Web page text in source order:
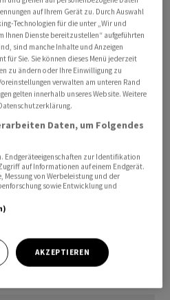
abzubauen.
genutzten
werden.
von Gremien, die
und -steuerung
führen.
270 Millionen Franken
der vom Bundesrat
auf Ihrem Gerät zu. Durch Auswahl
Technologien für die unter „Wir und
Ihnen Dienste bereitzustellen“ aufgeführten
sind manche Inhalte und Anzeigen
für Sie. Sie können dieses Menü jederzeit
zu ändern oder Ihre Einwilligung zu
verwalten am unteren Rand
gelten innerhalb unseres Website. Weitere
Daten, um Folgendes
Endgeräteeigenschaften zur Identifikation
auf Informationen auf einem Endgerät.
von Werbeleistung und der
sowie Entwicklung und
AKZEPTIEREN